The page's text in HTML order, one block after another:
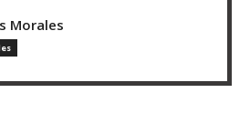
Morales